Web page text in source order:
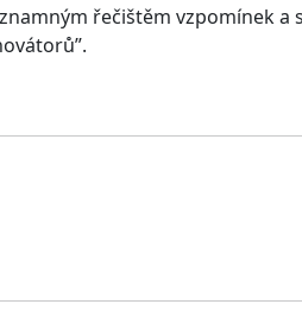
řečištěm vzpomínek